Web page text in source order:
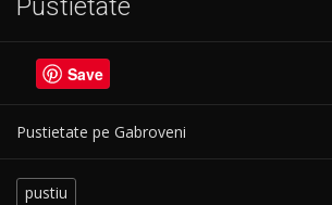
Pustietate
Save
Pustietate pe Gabroveni
pustiu